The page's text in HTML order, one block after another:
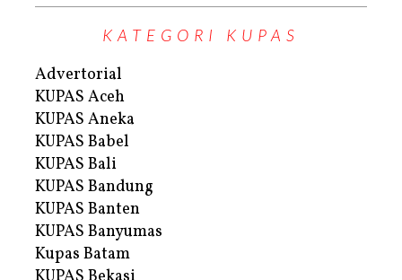
KATEGORI KUPAS
Advertorial
KUPAS Aceh
KUPAS Aneka
KUPAS Babel
KUPAS Bali
KUPAS Bandung
KUPAS Banten
KUPAS Banyumas
Kupas Batam